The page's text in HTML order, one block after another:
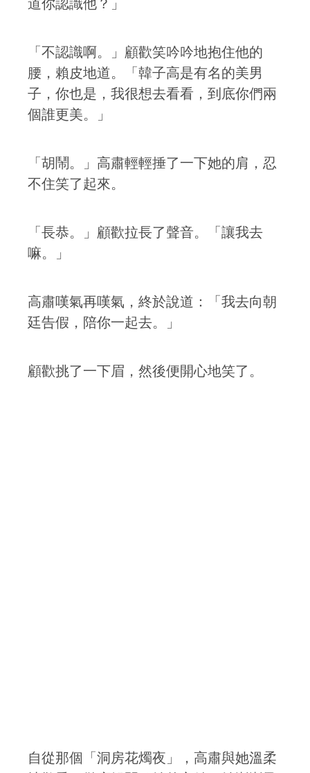
道你認識他？」
「不認識啊。」顧歡笑吟吟地抱住他的
腰，賴皮地道。「韓子高是有名的美男
子，你也是，我很想去看看，到底你們兩
個誰更美。」
「胡鬧。」高肅輕輕捶了一下她的肩，忍
不住笑了起來。
「長恭。」顧歡拉長了聲音。「讓我去
嘛。」
高肅嘆氣再嘆氣，終於說道：「我去向朝
廷告假，陪你一起去。」
顧歡挑了一下眉，然後便開心地笑了。
自從那個「洞房花燭夜」，高肅與她溫柔